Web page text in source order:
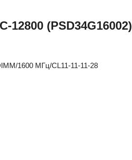
12800 (PSD34G16002)
1600 МГц/CL11-11-11-28